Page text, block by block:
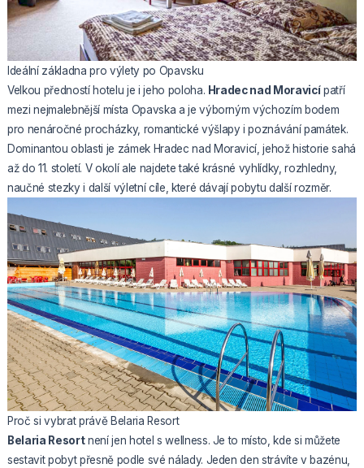
Ideální základna pro výlety po Opavsku
Velkou předností hotelu je i jeho poloha. Hradec nad Moravicípatří
mezi nejmalebnější místa Opavska a je výborným výchozím bodem
pro nenáročné procházky, romantické výšlapy i poznávání památek.
Dominantou oblasti je zámek Hradec nad Moravicí, jehož historie sahá
až do 11. století. V okolí ale najdete také krásné vyhlídky, rozhledny,
naučné stezky i další výletní cíle, které dávají pobytu další rozměr.
Proč si vybrat právě Belaria Resort
Belaria Resortnení jen hotel s wellness. Je to místo, kde si můžete
sestavit pobyt přesně podle své nálady. Jeden den strávíte v bazénu,